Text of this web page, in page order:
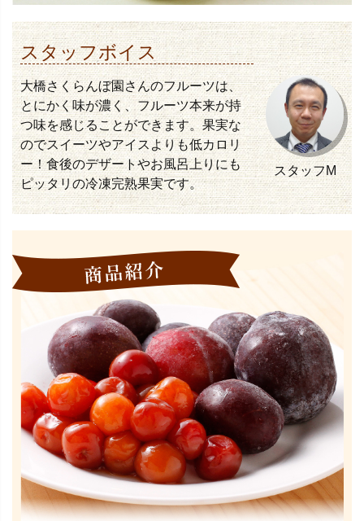
スタッフボイス
大橋さくらんぼ園さんのフルーツは、
とにかく味が濃く、フルーツ本来が持
つ味を感じることができます。果実な
のでスイーツやアイスよりも低カロリ
ー！食後のデザートやお風呂上りにも
ピッタリの冷凍完熟果実です。
スタッフM